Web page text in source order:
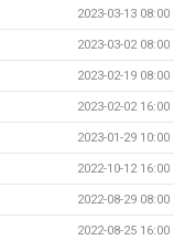
2023-03-13 08:00
2023-03-02 08:00
2023-02-19 08:00
2023-02-02 16:00
2023-01-29 10:00
2022-10-12 16:00
2022-08-29 08:00
2022-08-25 16:00